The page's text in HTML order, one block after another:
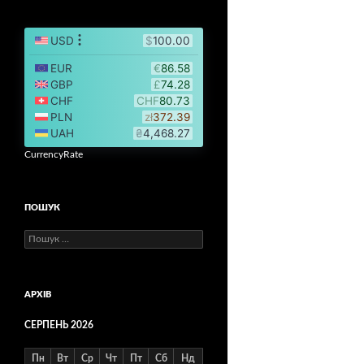
CurrencyRate
ПОШУК
Пошук:
АРХІВ
СЕРПЕНЬ 2026
Пн Вт Ср Чт Пт Сб Нд